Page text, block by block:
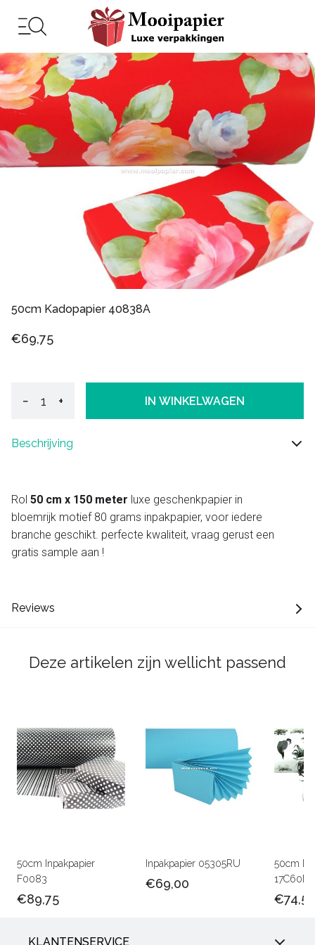
50cm Kadopapier 40838A
€69,75
− + IN WINKELWAGEN
Beschrijving
Rol 50 cm x 150 meter luxe geschenkpapier in
bloemrijk motief 80 grams inpakpapier, voor iedere
branche geschikt. perfecte kwaliteit, vraag gerust een
gratis sample aan !
Reviews
Deze artikelen zijn wellicht passend
50cm Inpakpapier
F0083
€89,75
Inpakpapier 05305RU
€69,00
50cm
€74,50
KLANTENSERVICE